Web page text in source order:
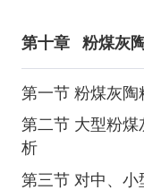
第十章 粉煤灰
第一节 粉煤灰
第二节 大型粉
析
第三节 对中、